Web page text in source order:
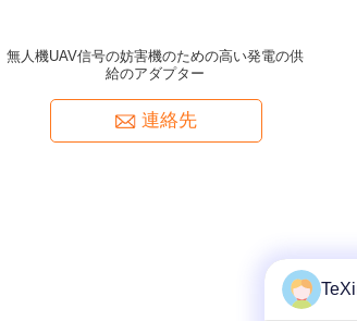
無人機UAV信号の妨害機のための高い発電の供
給のアダプター
連絡先